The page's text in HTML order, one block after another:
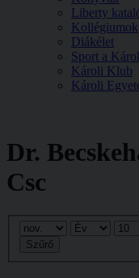
Liberty
Kollégiumok
Diákélet
Sport a
Károli Klub
Károli
Dr.
Csc
Szűrő